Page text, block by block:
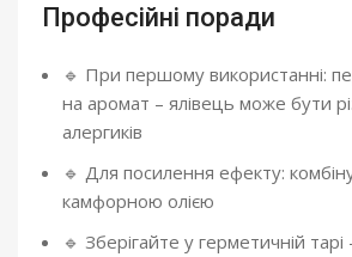
Професійні поради
🔹 При першому використанні:
на аромат – ялівець може бути
алергиків
🔹 Для посилення ефекту:
камфорною олією
🔹 Зберігайте у герметичній